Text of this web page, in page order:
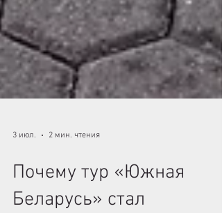
3 июл. 2 мин. чтения